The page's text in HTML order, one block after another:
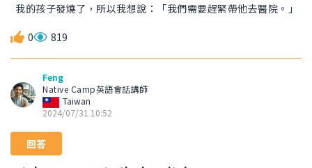
我的孩子發燒了，所以我想說：「我們需要趕緊帶他去醫院。」
0 819
Feng
Native Camp英語會話講師
Taiwan
2024/07/31 10:52
回答